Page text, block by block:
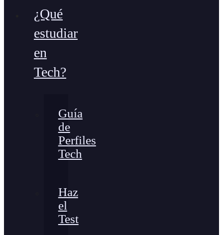
¿Qué
estudiar
en
Tech?
Guía
de
Perfiles
Tech
Haz
el
Test